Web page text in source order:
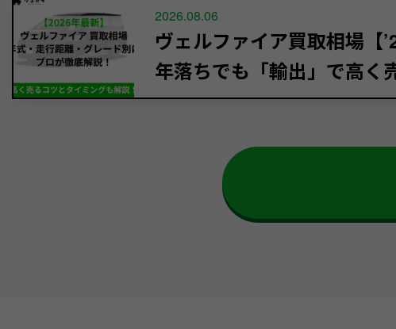
2026.08.06
ヴェルファイア買取相場【
年落ちでも「輸出」で高く